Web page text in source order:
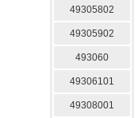
49305802
49305902
493060
49306101
49308001